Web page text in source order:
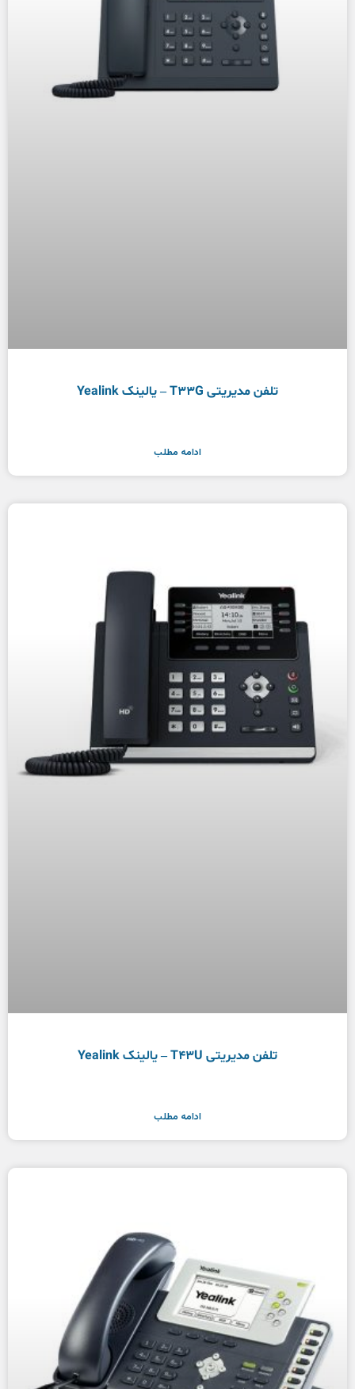
تلفن مدیریتی T33G – یالینک Yealink
ادامه مطلب
تلفن مدیریتی T43U – یالینک Yealink
ادامه مطلب